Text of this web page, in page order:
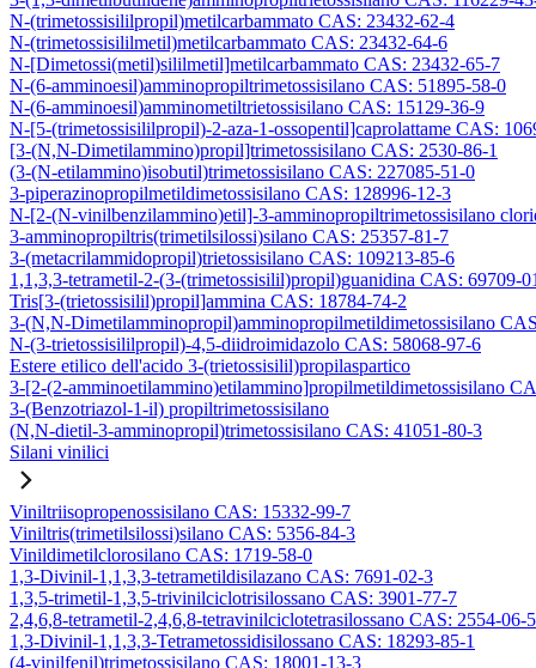
N-(trimetossisililpropil)metilcarbammato CAS: 23432-62-4
N-(trimetossisililmetil)metilcarbammato CAS: 23432-64-6
N-[Dimetossi(metil)sililmetil]metilcarbammato CAS: 23432-65-7
N-(6-amminoesil)amminopropiltrimetossisilano CAS: 51895-58-0
N-(6-amminoesil)amminometiltrietossisilano CAS: 15129-36-9
N-[5-(trimetossisililpropil)-2-aza-1-ossopentil]caprolattame CAS:
[3-(N,N-Dimetilammino)propil]trimetossisilano CAS: 2530-86-1
(3-(N-etilammino)isobutil)trimetossisilano CAS: 227085-51-0
3-piperazinopropilmetildimetossisilano CAS: 128996-12-3
N-[2-(N-vinilbenzilammino)etil]-3-amminopropiltrimetossisilano
3-amminopropiltris(trimetilsilossi)silano CAS: 25357-81-7
3-(metacrilammidopropil)trietossisilano CAS: 109213-85-6
1,1,3,3-tetrametil-2-(3-(trimetossisilil)propil)guanidina CAS: 69709-
Tris[3-(trietossisilil)propil]ammina CAS: 18784-74-2
3-(N,N-Dimetilamminopropil)amminopropilmetildimetossisilano
N-(3-trietossisililpropil)-4,5-diidroimidazolo CAS: 58068-97-6
Estere etilico dell'acido 3-(trietossisilil)propilaspartico
3-[2-(2-amminoetilammino)etilammino]propilmetildimetossisilano
3-(Benzotriazol-1-il) propiltrimetossisilano
(N,N-dietil-3-amminopropil)trimetossisilano CAS: 41051-80-3
Silani vinilici
Viniltriisopropenossisilano CAS: 15332-99-7
Viniltris(trimetilsilossi)silano CAS: 5356-84-3
Vinildimetilclorosilano CAS: 1719-58-0
1,3-Divinil-1,1,3,3-tetrametildisilazano CAS: 7691-02-3
1,3,5-trimetil-1,3,5-trivinilciclotrisilossano CAS: 3901-77-7
2,4,6,8-tetrametil-2,4,6,8-tetravinilciclotetrasilossano CAS: 2554-06-5
1,3-Divinil-1,1,3,3-Tetrametossidisilossano CAS: 18293-85-1
(4-vinilfenil)trimetossisilano CAS: 18001-13-3